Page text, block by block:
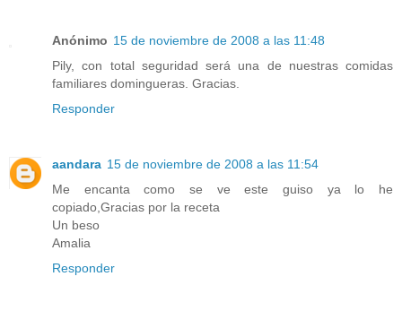
Anónimo 15 de noviembre de 2008 a las 11:48
Pily, con total seguridad será una de nuestras comidas
familiares domingueras. Gracias.
Responder
aandara 15 de noviembre de 2008 a las 11:54
Me encanta como se ve este guiso ya lo he
copiado,Gracias por la receta
Un beso
Amalia
Responder